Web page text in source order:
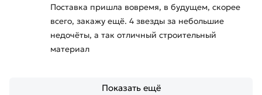
Поставка пришла вовремя, в будущем, скорее
всего, закажу ещё. 4 звезды за небольшие
недочёты, а так отличный строительный
материал
Показать ещё